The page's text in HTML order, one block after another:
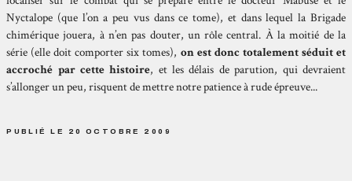
Nyctalope (que l’on a peu vus dans ce tome), et dans lequel la Brigade
chimérique jouera, à n’en pas douter, un rôle central. À la moitié de la
série (elle doit comporter six tomes), on est donc totalement séduit et
accroché par cette histoire, et les délais de parution, qui devraient
s’allonger un peu, risquent de mettre notre patience à rude épreuve...
PUBLIÉ LE 20 OCTOBRE 2009